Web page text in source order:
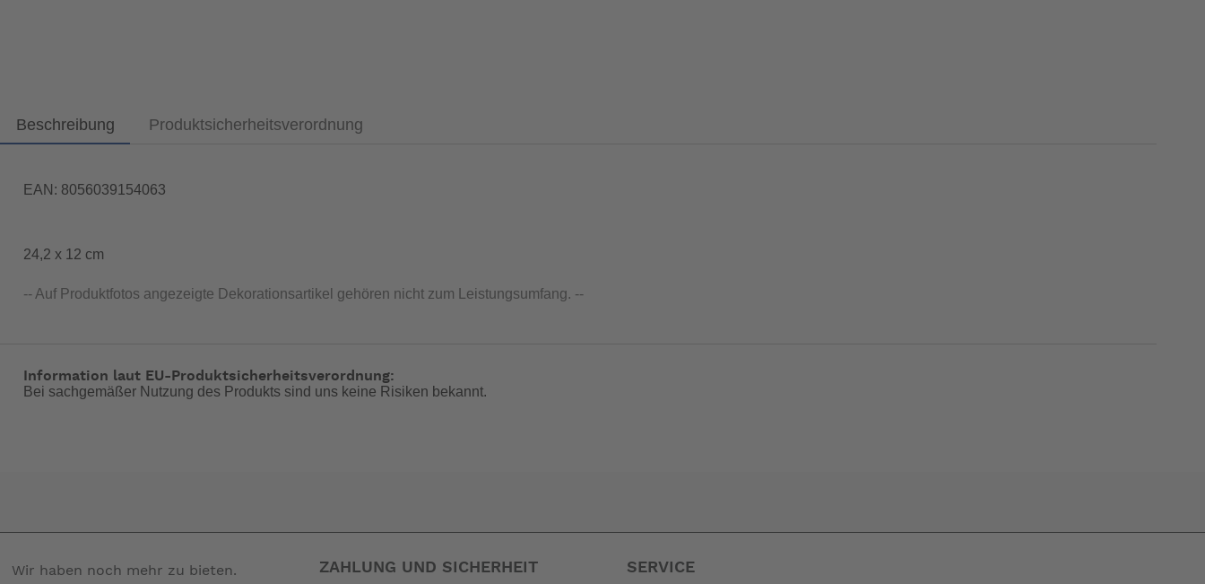
Beschreibung Produktsicherheitsverordnung
EAN: 8056039154063
24,2 x 12 cm
-- Auf Produktfotos angezeigte Dekorationsartikel gehören nicht zum Leistungsumfang. --
Information laut EU-Produktsicherheitsverordnung:
Bei sachgemäßer Nutzung des Produkts sind uns keine Risiken bekannt.
Wir haben noch mehr zu bieten.
ZAHLUNG UND SICHERHEIT SERVICE